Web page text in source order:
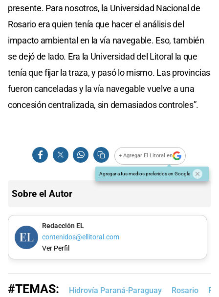
presente. Para nosotros, la Universidad Nacional de
Rosario era quien tenía que hacer el análisis del
impacto ambiental en la vía navegable. Eso, también
se dejó de lado. Era la Universidad del Litoral la que
tenía que fijar la traza, y pasó lo mismo. Las provincias
fueron canceladas y la vía navegable vuelve a una
concesión centralizada, sin demasiados controles”.
+ Agregar El Litoral en
Agregar a tus medios preferidos en Google
Sobre el Autor
Redacción EL
contenidos@ellitoral.com
Ver Perfil
#TEMAS: Hidrovía Paraná-Paraguay Rosario